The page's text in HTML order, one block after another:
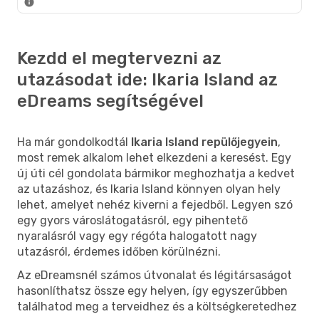
Kezdd el megtervezni az
utazásodat ide: Ikaria Island az
eDreams segítségével
Ha már gondolkodtál Ikaria Island repülőjegyein,
most remek alkalom lehet elkezdeni a keresést. Egy
új úti cél gondolata bármikor meghozhatja a kedvet
az utazáshoz, és Ikaria Island könnyen olyan hely
lehet, amelyet nehéz kiverni a fejedből. Legyen szó
egy gyors városlátogatásról, egy pihentető
nyaralásról vagy egy régóta halogatott nagy
utazásról, érdemes időben körülnézni.
Az eDreamsnél számos útvonalat és légitársaságot
hasonlíthatsz össze egy helyen, így egyszerűbben
találhatod meg a terveidhez és a költségkeretedhez